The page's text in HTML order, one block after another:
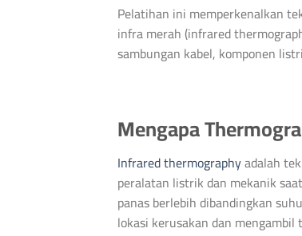
Pelatihan ini memperkenalkan
infra merah (infrared
sambungan kabel, komponen
Mengapa
Infrared thermographyadalah
peralatan listrik dan mekanik
panas berlebih dibandingkan
lokasi kerusakan dan